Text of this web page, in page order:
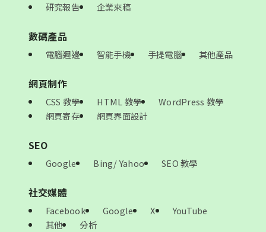
研究報告
企業來稿
數碼產品
電腦週邊 智能手機 手提電腦 其他產品
網頁制作
CSS 教學 HTML 教學
WordPress 教學
網頁寄存
網頁界面設計
SEO
Google Bing/ Yahoo SEO 教學
社交媒體
Facebook Google X
YouTube
其他
分析